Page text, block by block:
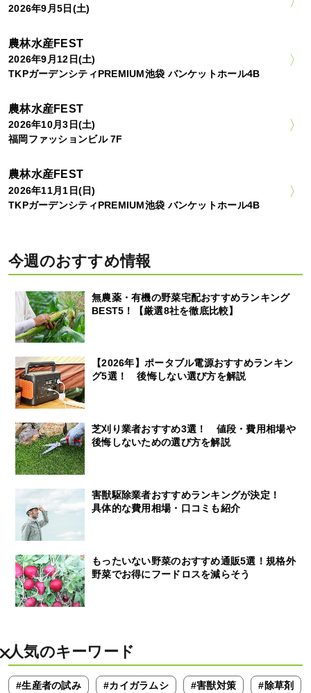
2026年9月5日(土)
農林水産FEST
2026年9月12日(土)
TKPガーデンシティPREMIUM池袋 バンケットホール4B
農林水産FEST
2026年10月3日(土)
福岡ファッションビル 7F
農林水産FEST
2026年11月1日(日)
TKPガーデンシティPREMIUM池袋 バンケットホール4B
今週のおすすめ情報
無農薬・有機の野菜宅配おすすめランキング
BEST5！【厳選8社を徹底比較】
【2026年】ポータブル電源おすすめランキン
グ5選！ 後悔しない選び方を解説
芝刈り業者おすすめ3選！ 値段・費用相場や
後悔しないための選び方を解説
害獣駆除業者おすすめランキングが決定！
具体的な費用相場・口コミも紹介
もったいない野菜のおすすめ通販5選！規格外
野菜でお得にフードロスを減らそう
人気のキーワード
#生産者の試み #カイガラムシ #害獣対策 #除草剤